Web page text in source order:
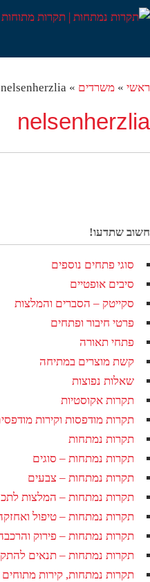
» משרדים »
nelsenherzlia
שתדעו!
סוגי פתחים נוספים
סיבים אופטיים
סקייטק – הסברים והמלצות
פרטי חיבור ופתחים
פתחי תאורה
קשת מוצרים במתיחה
שאלות נפוצות
תקרות אקוסטיות
תקרות מודפסות וקירות מודפסים
תקרות נמתחות
תקרות נמתחות – סוגים
תקרות נמתחות – צבעים
תקרות נמתחות – המלצות לתכנון
תקרות נמתחות – טיפול ואחזקה
תקרות נמתחות – פירוק והרכבה
תקרות נמתחות – תנאים להתקנה
תקרות נמתחות, קירות מתוחים